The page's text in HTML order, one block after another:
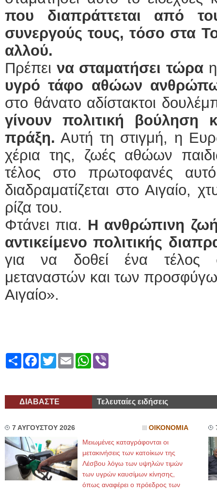
που διαπράττεται από
συνεργούς τους, τόσο στα
αλλού.
Πρέπει να σταματήσει τώραη
υγρό τάφο αθώων
στο θάνατο αδίστακτοι
γίνουν πολιτική βούληση
πράξη. Αυτή τη στιγμή, η
χέρια της, ζωές αθώων
τέλος στο πρωτοφανές
διαδραματίζεται στο Αιγαίο,
ρίζα του.
Φτάνει πια. Η ανθρώπινη
αντικείμενο πολιτικής
για να δοθεί ένα τέλος
μεταναστών και των
Αιγαίο».
ShareFacebook
TwitterEmailWhatsApp
ΔΙΑΒΑΣΤΕ Τελευταίες ειδήσεις
7 ΑΥΓΟΥΣΤΟΥ 2026 ΟΙΚΟΝΟΜΙΑ
Μειωμένες καταγράφονται οι
μετακινήσεις των κατοίκων της
Λέσβου λόγω των υψηλών τιμών
των υγρών καυσίμων κίνησης,
όπως αναφέρει ο πρόεδρος των